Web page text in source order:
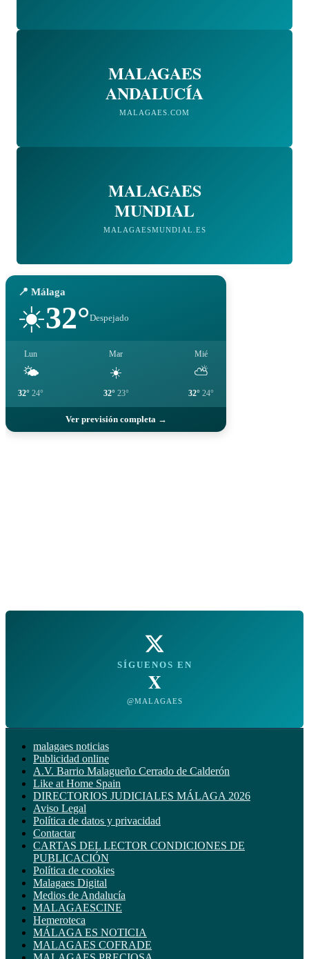
MALAGAES
ANDALUCÍA
MALAGAES.COM
MALAGAES
MUNDIAL
MALAGAESMUNDIAL.ES
📍 Málaga
☀️32°Despejado
Lun
🌤️
32° 24°
Mar
☀️
32° 23°
Mié
⛅
32° 24°
Ver previsión completa →
SÍGUENOS EN
X
@MALAGAES
malagaes noticias
Publicidad online
A.V. Barrio Malagueño Cerrado de Calderón
Like at Home Spain
DIRECTORIOS JUDICIALES MÁLAGA 2026
Aviso Legal
Política de datos y privacidad
Contactar
CARTAS DEL LECTOR CONDICIONES DE
PUBLICACIÓN
Política de cookies
Malagaes Digital
Medios de Andalucía
MALAGAESCINE
Hemeroteca
MÁLAGA ES NOTICIA
MALAGAES COFRADE